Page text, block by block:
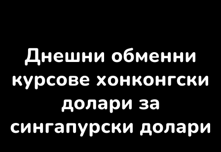
Днешни обменни
курсове хонконгски
долари за
сингапурски долари